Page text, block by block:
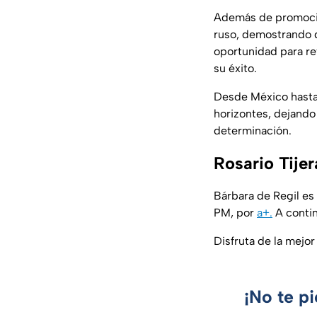
Además de
ruso, demostrando
oportunidad para
su éxito.
Desde México
horizontes,
determinación.
Rosario
Bárbara de Regil
PM, por a+. A
Disfruta de la
¡No te